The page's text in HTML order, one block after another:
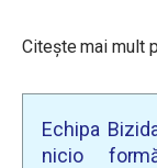
Citește mai mult
Echipa
nicio